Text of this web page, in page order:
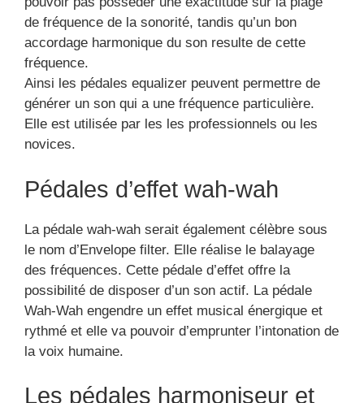
de fréquence de la sonorité, tandis qu’un bon
accordage harmonique du son resulte de cette
fréquence.
Ainsi les pédales equalizer peuvent permettre de
générer un son qui a une fréquence particulière.
Elle est utilisée par les les professionnels ou les
novices.
Pédales d’effet wah-wah
La pédale wah-wah serait également célèbre sous
le nom d’Envelope filter. Elle réalise le balayage
des fréquences. Cette pédale d’effet offre la
possibilité de disposer d’un son actif. La pédale
Wah-Wah engendre un effet musical énergique et
rythmé et elle va pouvoir d’emprunter l’intonation de
la voix humaine.
Les pédales harmoniseur et